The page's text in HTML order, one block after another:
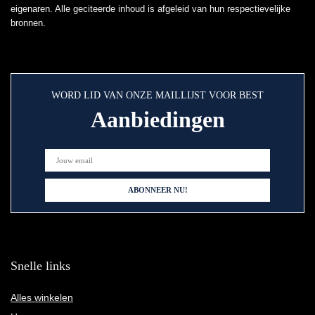
eigenaren. Alle geciteerde inhoud is afgeleid van hun respectievelijke
bronnen.
WORD LID VAN ONZE MAILLIJST VOOR BEST
Aanbiedingen
Snelle links
Alles winkelen